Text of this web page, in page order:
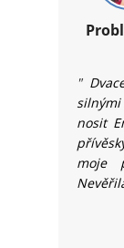
"
nosit
moje